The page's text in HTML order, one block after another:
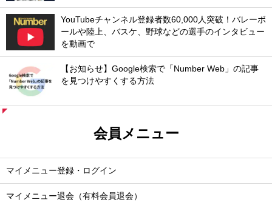
YouTubeチャンネル登録者数60,000人突破！バレーボ
ールや陸上、バスケ、野球などの選手のインタビュー
を動画で
【お知らせ】Google検索で「Number Web」の記事
を見つけやすくする方法
会員メニュー
マイメニュー登録・ログイン
マイメニュー退会（有料会員退会）